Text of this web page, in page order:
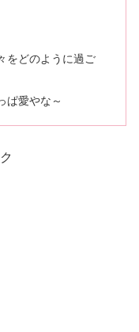
をどのように過ご
ぱ愛やな～